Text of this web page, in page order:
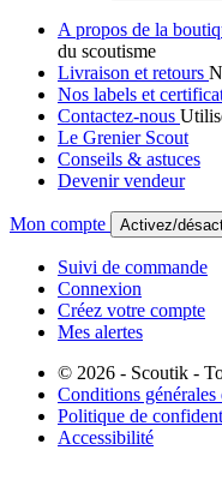
A propos de la
du scoutisme
Livraison et retours
Nos labels et
Contactez-nous
Le Grenier Scout
Conseils & astuces
Devenir vendeur
Mon compte Activez/
Suivi de commande
Connexion
Créez votre compte
Mes alertes
© 2026 - Scoutik -
Conditions générales
Politique de
Accessibilité